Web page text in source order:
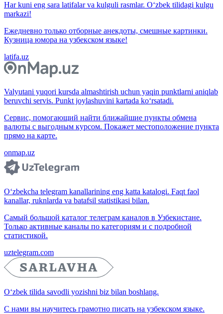
Har kuni eng sara latifalar va kulguli rasmlar. O‘zbek tilidagi kulgu
markazi!
Ежедневно только отборные анекдоты, смешные картинки.
Кузница юмора на узбекском языке!
latifa.uz
Valyutani yuqori kursda almashtirish uchun yaqin punktlarni aniqlab
beruvchi servis. Punkt joylashuvini kartada ko‘rsatadi.
Сервис, помогающий найти ближайшие пункты обмена
валюты с выгодным курсом. Покажет местоположение пункта
прямо на карте.
onmap.uz
O‘zbekcha telegram kanallarining eng katta katalogi. Faqt faol
kanallar, ruknlarda va batafsil statistikasi bilan.
Самый большой каталог телеграм каналов в Узбекистане.
Только активные каналы по категориям и с подробной
статистикой.
uztelegram.com
O‘zbek tilida savodli yozishni biz bilan boshlang.
С нами вы научитесь грамотно писать на узбекском языке.